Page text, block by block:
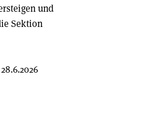
und
Sektion